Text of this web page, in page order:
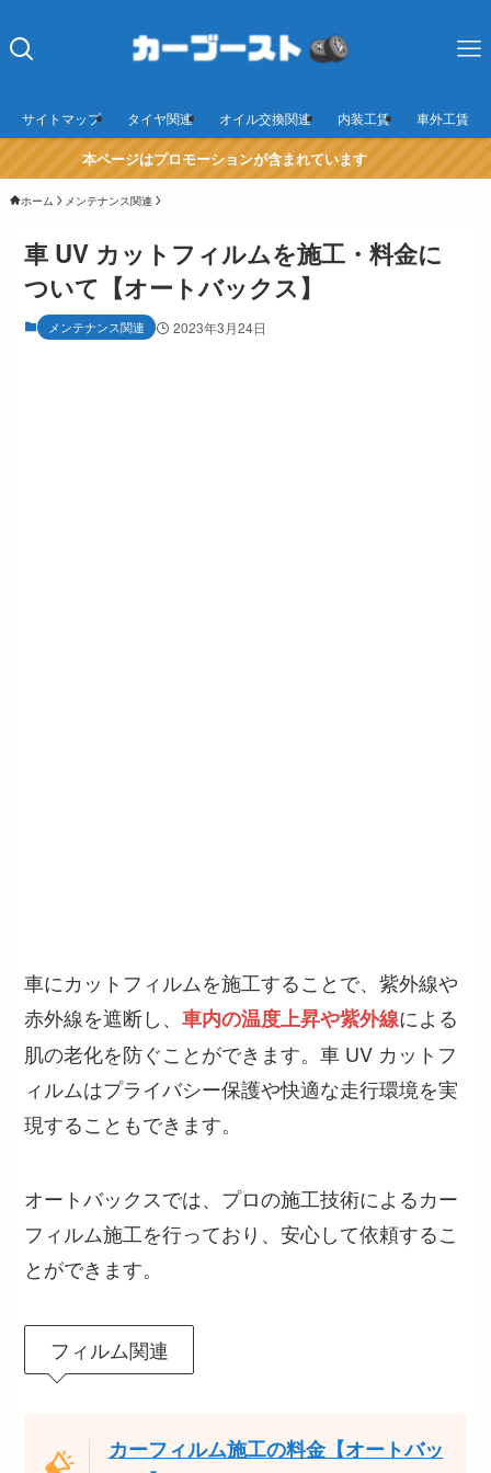
サイトマップ タイヤ関連 オイル交換関連 内装工賃 車外工賃
本ページはプロモーションが含まれています
ホーム メンテナンス関連
車 UV カットフィルムを施工・料金に
ついて【オートバックス】
メンテナンス関連 2023年3月24日
車にカットフィルムを施工することで、紫外線や
赤外線を遮断し、車内の温度上昇や紫外線による
肌の老化を防ぐことができます。車 UV カットフ
ィルムはプライバシー保護や快適な走行環境を実
現することもできます。
オートバックスでは、プロの施工技術によるカー
フィルム施工を行っており、安心して依頼するこ
とができます。
フィルム関連
カーフィルム施工の料金【オートバッ